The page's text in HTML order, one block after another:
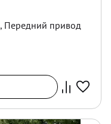
, Передний привод